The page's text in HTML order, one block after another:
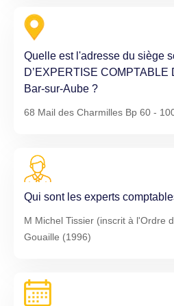
Quelle est l'adresse du siège
D’EXPERTISE COMPTABLE
Bar-sur-Aube ?
68 Mail des Charmilles Bp 60 -
Qui sont les experts
M Michel Tissier (inscrit à l'Ordre
Gouaille (1996)